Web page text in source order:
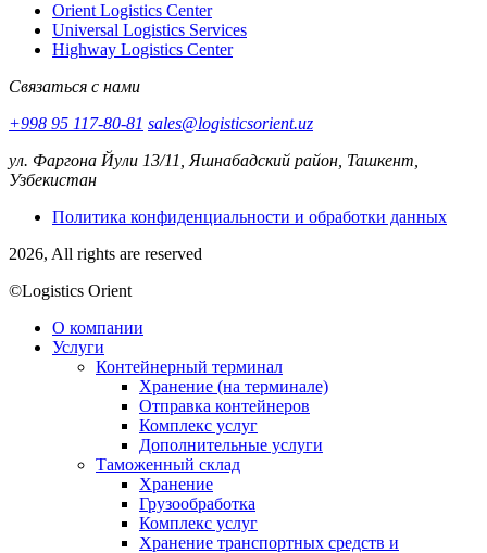
Orient Logistics Center
Universal Logistics Services
Highway Logistics Center
Связаться с нами
+998 95 117-80-81 sales@logisticsorient.uz
ул. Фаргона Йули 13/11, Яшнабадский район, Ташкент,
Узбекистан
Политика конфиденциальности и обработки данных
2026, All rights are reserved
©Logistics Orient
О компании
Услуги
Контейнерный терминал
Хранение (на терминале)
Отправка контейнеров
Комплекс услуг
Дополнительные услуги
Таможенный склад
Хранение
Грузообработка
Комплекс услуг
Хранение транспортных средств и